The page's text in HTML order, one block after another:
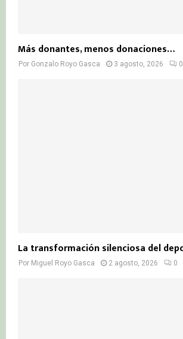
Más donantes, menos donaciones…
Por Gonzalo Royo Gasca 3 agosto, 2026 0
La transformación silenciosa del
Por Miguel Royo Gasca 2 agosto, 2026 0